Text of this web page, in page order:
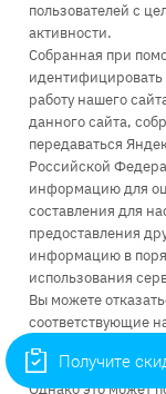
Заказать
infopk@iile.ru
111396,
115035,
111024,
Об университете
Поступление
Высшее
пользователей с
активности.
Собранная при
идентифицировать
работу нашего
данного сайта,
передаваться
Российской
информацию для
составления для
предоставления
информацию в
использования
Вы можете
соответствующие
использовать
https://yandex.ru/
Однако это может
Получите